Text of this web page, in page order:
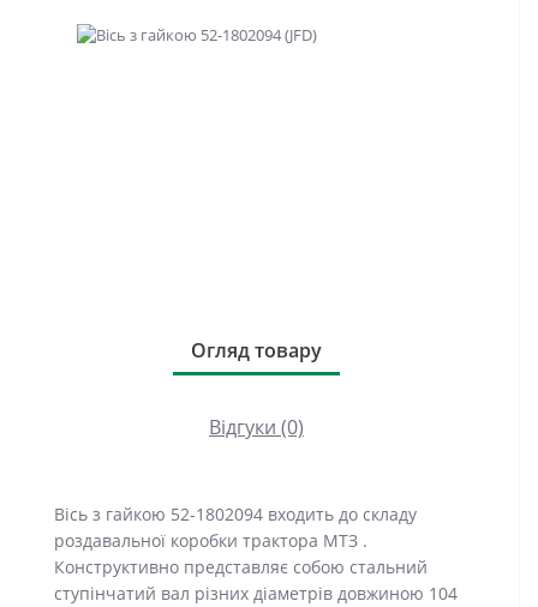
Огляд товару
Відгуки (0)
Вісь з гайкою 52-1802094 входить до складу
роздавальної коробки трактора МТЗ .
Конструктивно представляє собою стальний
ступінчатий вал різних діаметрів довжиною 104